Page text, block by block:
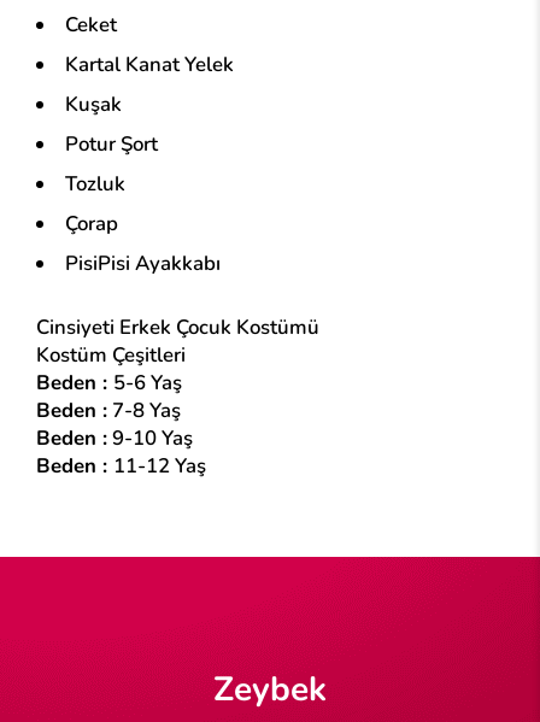
Ceket
Kartal Kanat Yelek
Kuşak
Potur Şort
Tozluk
Çorap
PisiPisi Ayakkabı
Cinsiyeti Erkek Çocuk Kostümü
Kostüm Çeşitleri
Beden : 5-6 Yaş
Beden : 7-8 Yaş
Beden :9-10 Yaş
Beden : 11-12 Yaş
Zeybek